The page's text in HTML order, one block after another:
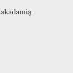
-